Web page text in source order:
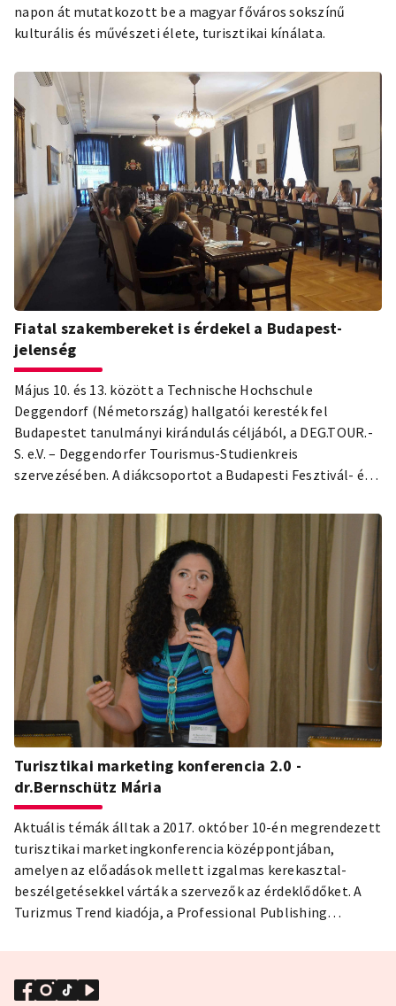
napon át mutatkozott be a magyar főváros sokszínű
kulturális és művészeti élete, turisztikai kínálata.
Fiatal szakembereket is érdekel a Budapest-
jelenség
Május 10. és 13. között a Technische Hochschule
Deggendorf (Németország) hallgatói keresték fel
Budapestet tanulmányi kirándulás céljából, a DEG.TOUR.-
S. e.V. – Deggendorfer Tourismus-Studienkreis
szervezésében. A diákcsoportot a Budapesti Fesztivál- és
Hivatal tárgyalótermében.
Turisztikai marketing konferencia 2.0 -
dr.Bernschütz Mária
Aktuális témák álltak a 2017. október 10-én megrendezett
turisztikai marketingkonferencia középpontjában,
amelyen az előadások mellett izgalmas kerekasztal-
beszélgetésekkel várták a szervezők az érdeklődőket. A
Turizmus Trend kiadója, a Professional Publishing
szakmai támogatásával immár második alkalommal
rendezte meg a turisztikai marketing aktuális trendjeivel
foglalkozó konferenciáját 2017. október 10-én a Buddha-